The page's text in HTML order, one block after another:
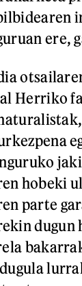
ere,
Herriko
hobeki
parte
dugun